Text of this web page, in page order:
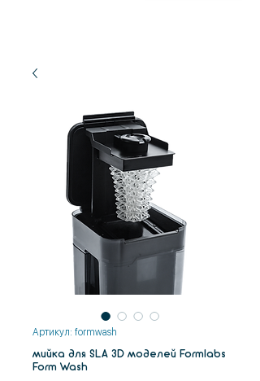
Артикул: formwash
мийка для SLA 3D моделей Formlabs
Form Wash